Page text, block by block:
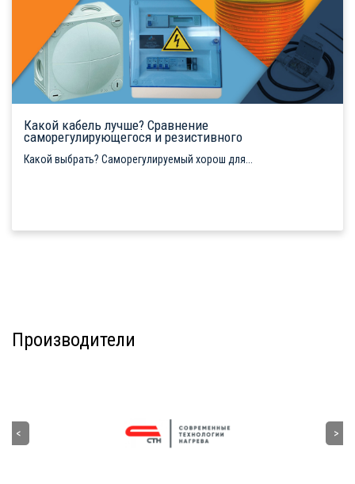
Какой кабель лучше? Сравнение
саморегулирующегося и резистивного
Какой выбрать? Саморегулируемый хорош для...
Производители